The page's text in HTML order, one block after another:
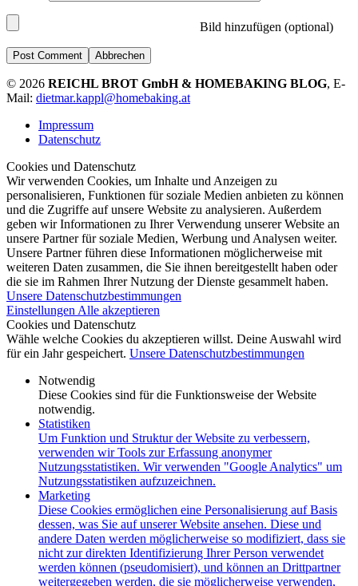
Bild hinzufügen (optional)
Abbrechen
© 2026 REICHL BROT GmbH & HOMEBAKING BLOG, E-
Mail: dietmar.kappl@homebaking.at
Impressum
Datenschutz
Cookies und Datenschutz
Wir verwenden Cookies, um Inhalte und Anzeigen zu
personalisieren, Funktionen für soziale Medien anbieten zu können
und die Zugriffe auf unsere Website zu analysieren. Außerdem
geben wir Informationen zu Ihrer Verwendung unserer Website an
unsere Partner für soziale Medien, Werbung und Analysen weiter.
Unsere Partner führen diese Informationen möglicherweise mit
weiteren Daten zusammen, die Sie ihnen bereitgestellt haben oder
die sie im Rahmen Ihrer Nutzung der Dienste gesammelt haben.
Unsere Datenschutzbestimmungen
Einstellungen Alle akzeptieren
Cookies und Datenschutz
Wähle welche Cookies du akzeptieren willst. Deine Auswahl wird
für ein Jahr gespeichert. Unsere Datenschutzbestimmungen
Notwendig
Diese Cookies sind für die Funktionsweise der Website
notwendig.
Statistiken
Um Funktion und Struktur der Website zu verbessern,
verwenden wir Tools zur Erfassung anonymer
Nutzungsstatistiken. Wir verwenden "Google Analytics" um
Nutzungsstatistiken aufzuzeichnen.
Marketing
Diese Cookies ermöglichen eine Personalisierung auf Basis
dessen, was Sie auf unserer Website ansehen. Diese und
andere Daten werden möglicherweise so modifiziert, dass sie
nicht zur direkten Identifizierung Ihrer Person verwendet
werden können (pseudomisiert), und können an Drittpartner
weitergegeben werden, die sie möglicherweise verwenden,